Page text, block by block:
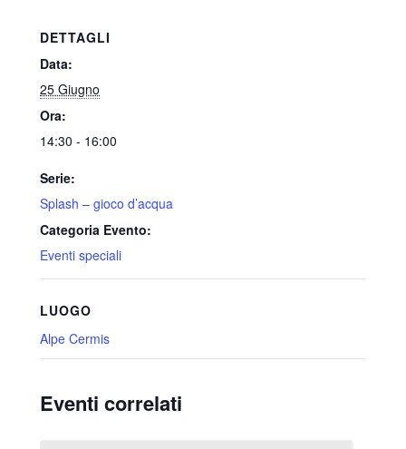
DETTAGLI
Data:
25 Giugno
Ora:
14:30 - 16:00
Serie:
Splash – gioco d’acqua
Categoria Evento:
Eventi speciali
LUOGO
Alpe Cermis
Eventi correlati